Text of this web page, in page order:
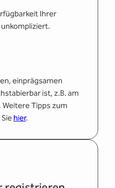
Ihrer
einprägsamen
ist, z.B. am
Weitere Tipps zum
hier.